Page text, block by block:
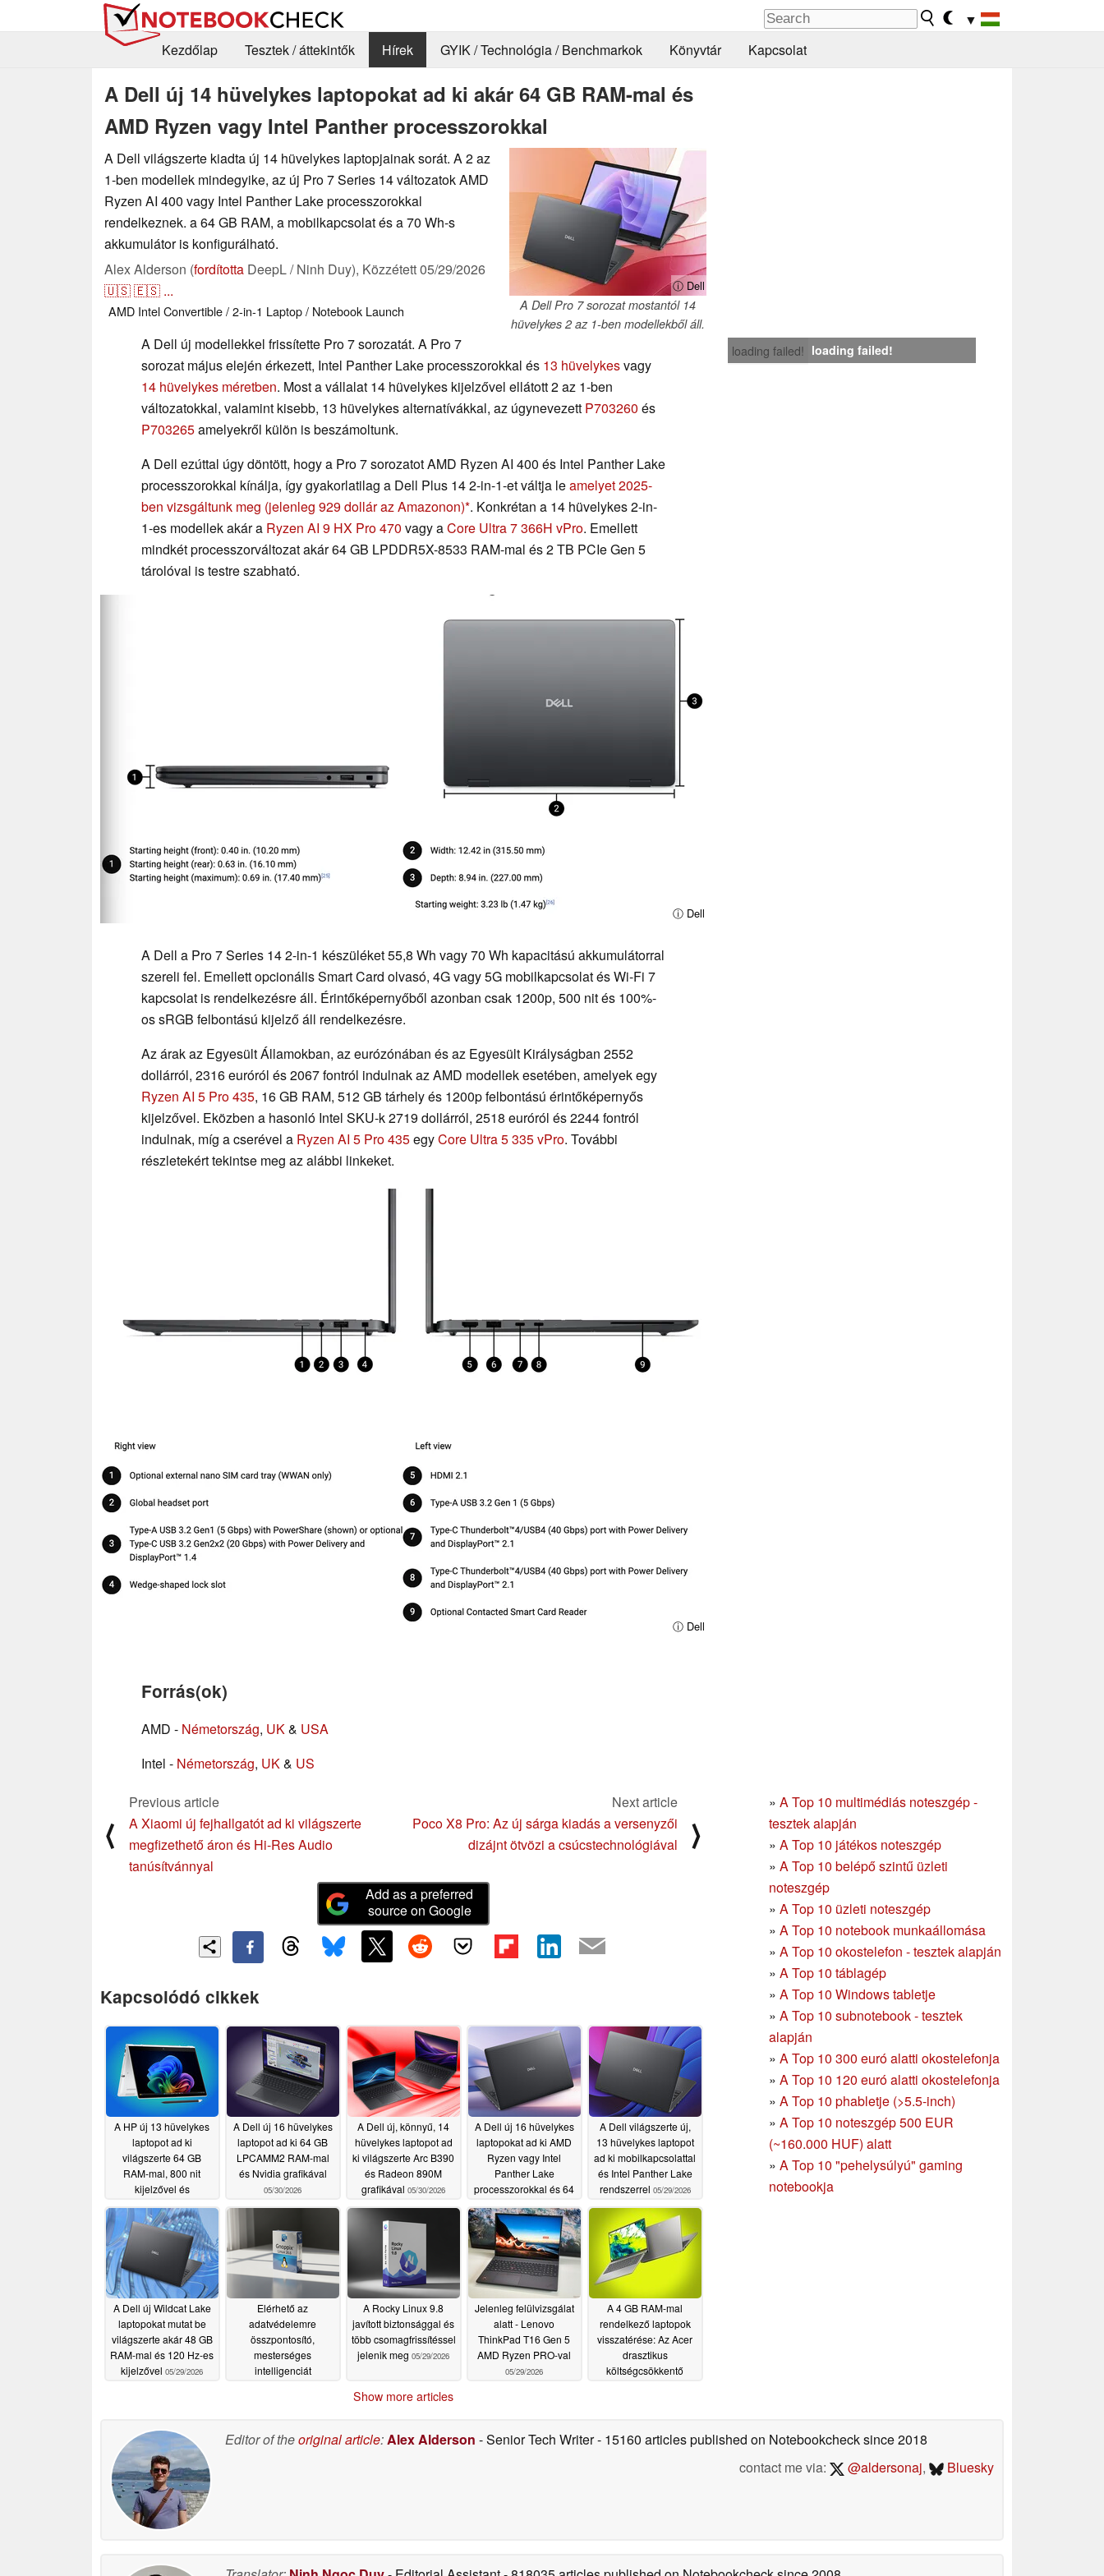
▼
Kezdőlap
Tesztek / áttekintők Hírek GYIK / Technológia / Benchmarkok Könyvtár Kapcsolat
A Dell új 14 hüvelykes laptopokat ad ki akár 64 GB RAM-mal és
AMD Ryzen vagy Intel Panther processzorokkal
ⓘ Dell
A Dell Pro 7 sorozat mostantól 14
hüvelykes 2 az 1-ben modellekből áll.
A Dell világszerte kiadta új 14 hüvelykes laptopjainak sorát. A 2 az
1-ben modellek mindegyike, az új Pro 7 Series 14 változatok AMD
Ryzen AI 400 vagy Intel Panther Lake processzorokkal
rendelkeznek. a 64 GB RAM, a mobilkapcsolat és a 70 Wh-s
akkumulátor is konfigurálható.
Alex Alderson (fordította DeepL / Ninh Duy), Közzétett05/29/2026
🇺🇸🇪🇸 ...
AMD IntelConvertible / 2-in-1 Laptop / Notebook Launch
loading failed! loading failed!
A Dell új modellekkel frissítette Pro 7 sorozatát. A Pro 7
sorozat május elején érkezett, Intel Panther Lake processzorokkal és 13 hüvelykesvagy
14 hüvelykes méretben. Most a vállalat 14 hüvelykes kijelzővel ellátott 2 az 1-ben
változatokkal, valamint kisebb, 13 hüvelykes alternatívákkal, az úgynevezett P703260 és
P703265amelyekről külön is beszámoltunk.
A Dell ezúttal úgy döntött, hogy a Pro 7 sorozatot AMD Ryzen AI 400 és Intel Panther Lake
processzorokkal kínálja, így gyakorlatilag a Dell Plus 14 2-in-1-et váltja leamelyet 2025-
ben vizsgáltunk meg (jelenleg 929 dollár az Amazonon) . Konkrétan a 14 hüvelykes 2-in-
1-es modellek akár a Ryzen AI 9 HX Pro 470 vagy aCore Ultra 7 366H vPro. Emellett
mindkét processzorváltozat akár 64 GB LPDDR5X-8533 RAM-mal és 2 TB PCIe Gen 5
tárolóval is testre szabható.
ⓘ Dell
A Dell a Pro 7 Series 14 2-in-1 készüléket 55,8 Wh vagy 70 Wh kapacitású akkumulátorral
szereli fel. Emellett opcionális Smart Card olvasó, 4G vagy 5G mobilkapcsolat és Wi-Fi 7
kapcsolat is rendelkezésre áll. Érintőképernyőből azonban csak 1200p, 500 nit és 100%-
os sRGB felbontású kijelző áll rendelkezésre.
Az árak az Egyesült Államokban, az eurózónában és az Egyesült Királyságban 2552
dollárról, 2316 euróról és 2067 fontról indulnak az AMD modellek esetében, amelyek egy
Ryzen AI 5 Pro 435, 16 GB RAM, 512 GB tárhely és 1200p felbontású érintőképernyős
kijelzővel. Eközben a hasonló Intel SKU-k 2719 dollárról, 2518 euróról és 2244 fontról
indulnak, míg a cserével a Ryzen AI 5 Pro 435egyCore Ultra 5 335 vPro. További
részletekért tekintse meg az alábbi linkeket.
ⓘ Dell
Forrás(ok)
AMD - Németország, UK& USA
Intel - Németország, UK& US
» A Top 10 multimédiás noteszgép -
tesztek alapján
» A Top 10 játékos noteszgép
» A Top 10 belépő szintű üzleti
noteszgép
» A Top 10 üzleti noteszgép
» A Top 10 notebook munkaállomása
» A Top 10 okostelefon - tesztek alapján
» A Top 10 táblagép
» A Top 10 Windows tabletje
» A Top 10 subnotebook - tesztek
alapján
» A Top 10 300 euró alatti okostelefonja
» A Top 10 120 euró alatti okostelefonja
» A Top 10 phabletje (>5.5-inch)
» A Top 10 noteszgép 500 EUR
(~160.000 HUF) alatt
» A Top 10 "pehelysúlyú" gaming
notebookja
⟨
Previous article
A Xiaomi új fejhallgatót ad ki világszerte
megfizethető áron és Hi-Res Audio
tanúsítvánnyal
Next article
Poco X8 Pro: Az új sárga kiadás a versenyzői
dizájnt ötvözi a csúcstechnológiával
⟩
Add as a preferred
source on Google
Kapcsolódó cikkek
A HP új 13 hüvelykes
laptopot ad ki
világszerte 64 GB
RAM-mal, 800 nit
kijelzővel és
06/04/2026
A Dell új 16 hüvelykes
laptopot ad ki 64 GB
LPCAMM2 RAM-mal
és Nvidia grafikával
05/30/2026
A Dell új, könnyű, 14
hüvelykes laptopot ad
ki világszerte Arc B390
és Radeon 890M
grafikával 05/30/2026
A Dell új 16 hüvelykes
laptopokat ad ki AMD
Ryzen vagy Intel
Panther Lake
processzorokkal és 64
memóriával05/30/2026
A Dell világszerte új,
13 hüvelykes laptopot
ad ki mobilkapcsolattal
és Intel Panther Lake
rendszerrel 05/29/2026
A Dell új Wildcat Lake
laptopokat mutat be
világszerte akár 48 GB
RAM-mal és 120 Hz-es
kijelzővel 05/29/2026
Elérhető az
adatvédelemre
összpontosító,
mesterséges
intelligenciát
A Rocky Linux 9.8
javított biztonsággal és
több csomagfrissítéssel
jelenik meg 05/29/2026
Jelenleg felülvizsgálat
alatt - Lenovo
ThinkPad T16 Gen 5
AMD Ryzen PRO-val
05/29/2026
A 4 GB RAM-mal
rendelkező laptopok
visszatérése: Az Acer
drasztikus
költségcsökkentő
Show more articles
Editor of theoriginal article:Alex Alderson - Senior Tech Writer- 15160 articles published on Notebookchecksince 2018
contact me via:
@aldersonaj, Bluesky